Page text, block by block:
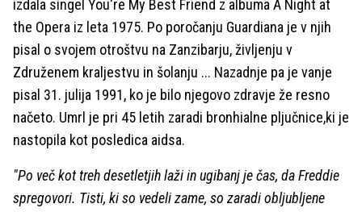
izdala singel You're My Best Friend z albuma A Night at
the Opera iz leta 1975. Po poročanju Guardiana je v njih
pisal o svojem otroštvu na Zanzibarju, življenju v
Združenem kraljestvu in šolanju ... Nazadnje pa je vanje
pisal 31. julija 1991, ko je bilo njegovo zdravje že resno
načeto. Umrl je pri 45 letih zaradi bronhialne pljučnice,ki je
nastopila kot posledica aidsa.
"Po več kot treh desetletjih laži in ugibanj je čas, da Freddie
spregovori. Tisti, ki so vedeli zame, so zaradi obljubljene